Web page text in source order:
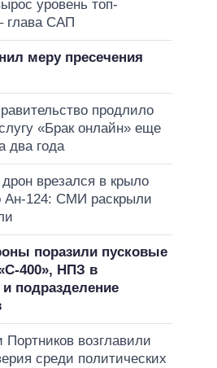
уровень топ-
глава САП
меру пресечения
продлило
«Брак онлайн» еще
два года
врезался в крыло
Ан-124: СМИ раскрыли
поразили пусковые
400», НПЗ в
и подразделение
Портников возглавили
среди политических